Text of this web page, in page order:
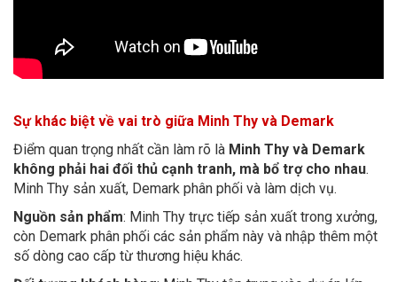
Sự khác biệt về vai trò giữa Minh Thy và Demark
Điểm quan trọng nhất cần làm rõ là Minh Thy và Demark
không phải hai đối thủ cạnh tranh, mà bổ trợ cho nhau.
Minh Thy sản xuất, Demark phân phối và làm dịch vụ.
Nguồn sản phẩm: Minh Thy trực tiếp sản xuất trong xưởng,
còn Demark phân phối các sản phẩm này và nhập thêm một
số dòng cao cấp từ thương hiệu khác.